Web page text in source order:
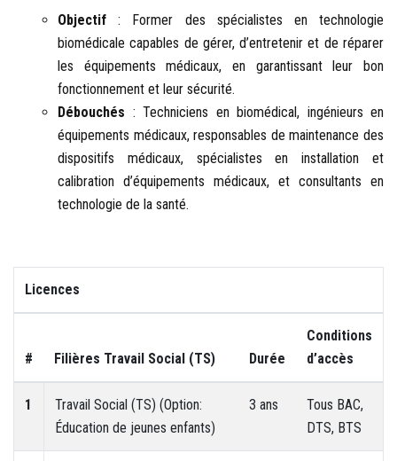
Objectif : Former des spécialistes en technologie
biomédicale capables de gérer, d’entretenir et de réparer
les équipements médicaux, en garantissant leur bon
fonctionnement et leur sécurité.
Débouchés : Techniciens en biomédical, ingénieurs en
équipements médicaux, responsables de maintenance des
dispositifs médicaux, spécialistes en installation et
calibration d’équipements médicaux, et consultants en
technologie de la santé.
Licences
# Filières Travail Social (TS) Durée
Conditions
d’accès
1
Travail Social (TS) (Option:
Éducation de jeunes enfants)
3 ans
Tous BAC,
DTS, BTS